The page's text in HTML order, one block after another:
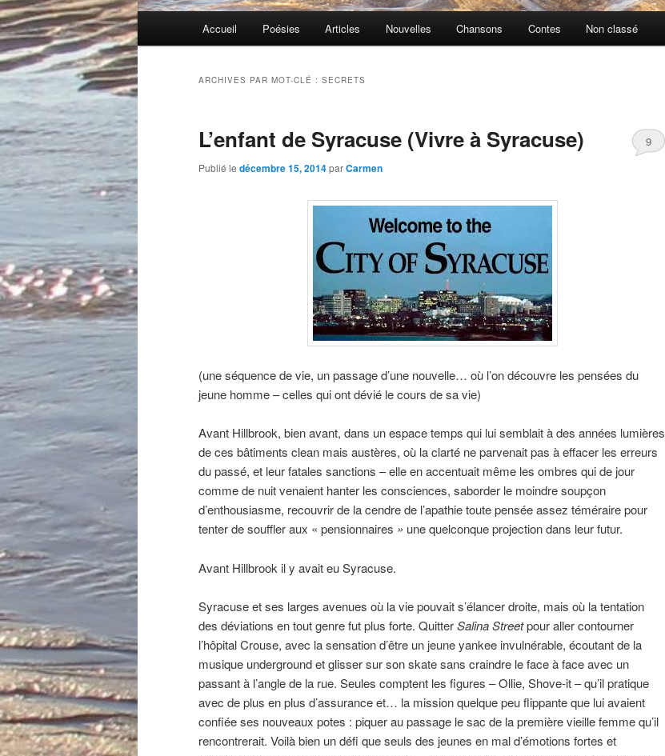
Accueil Poésies Articles Nouvelles Chansons Contes Non classé
ARCHIVES PAR MOT-CLÉ : SECRETS
L’enfant de Syracuse (Vivre à Syracuse)
Publié le décembre 15, 2014parCarmen
9
(une séquence de vie, un passage d’une nouvelle… où l’on découvre les pensées du
jeune homme – celles qui ont dévié le cours de sa vie)
Avant Hillbrook, bien avant, dans un espace temps qui lui semblait à des années lumières
de ces bâtiments clean mais austères, où la clarté ne parvenait pas à effacer les erreurs
du passé, et leur fatales sanctions – elle en accentuait même les ombres qui de jour
comme de nuit venaient hanter les consciences, saborder le moindre soupçon
d’enthousiasme, recouvrir de la cendre de l’apathie toute pensée assez téméraire pour
tenter de souffler aux « pensionnaires » une quelconque projection dans leur futur.
Avant Hillbrook il y avait eu Syracuse.
Syracuse et ses larges avenues où la vie pouvait s’élancer droite, mais où la tentation
des déviations en tout genre fut plus forte. QuitterSalina Streetpour aller contourner
l’hôpital Crouse, avec la sensation d’être un jeune yankee invulnérable, écoutant de la
musique underground et glisser sur son skate sans craindre le face à face avec un
passant à l’angle de la rue. Seules comptent les figures – Ollie, Shove-it – qu’il pratique
avec de plus en plus d’assurance et… la mission quelque peu flippante que lui avaient
confiée ses nouveaux potes : piquer au passage le sac de la première vieille femme qu’il
rencontrerait. Voilà bien un défi que seuls des jeunes en mal d’émotions fortes et